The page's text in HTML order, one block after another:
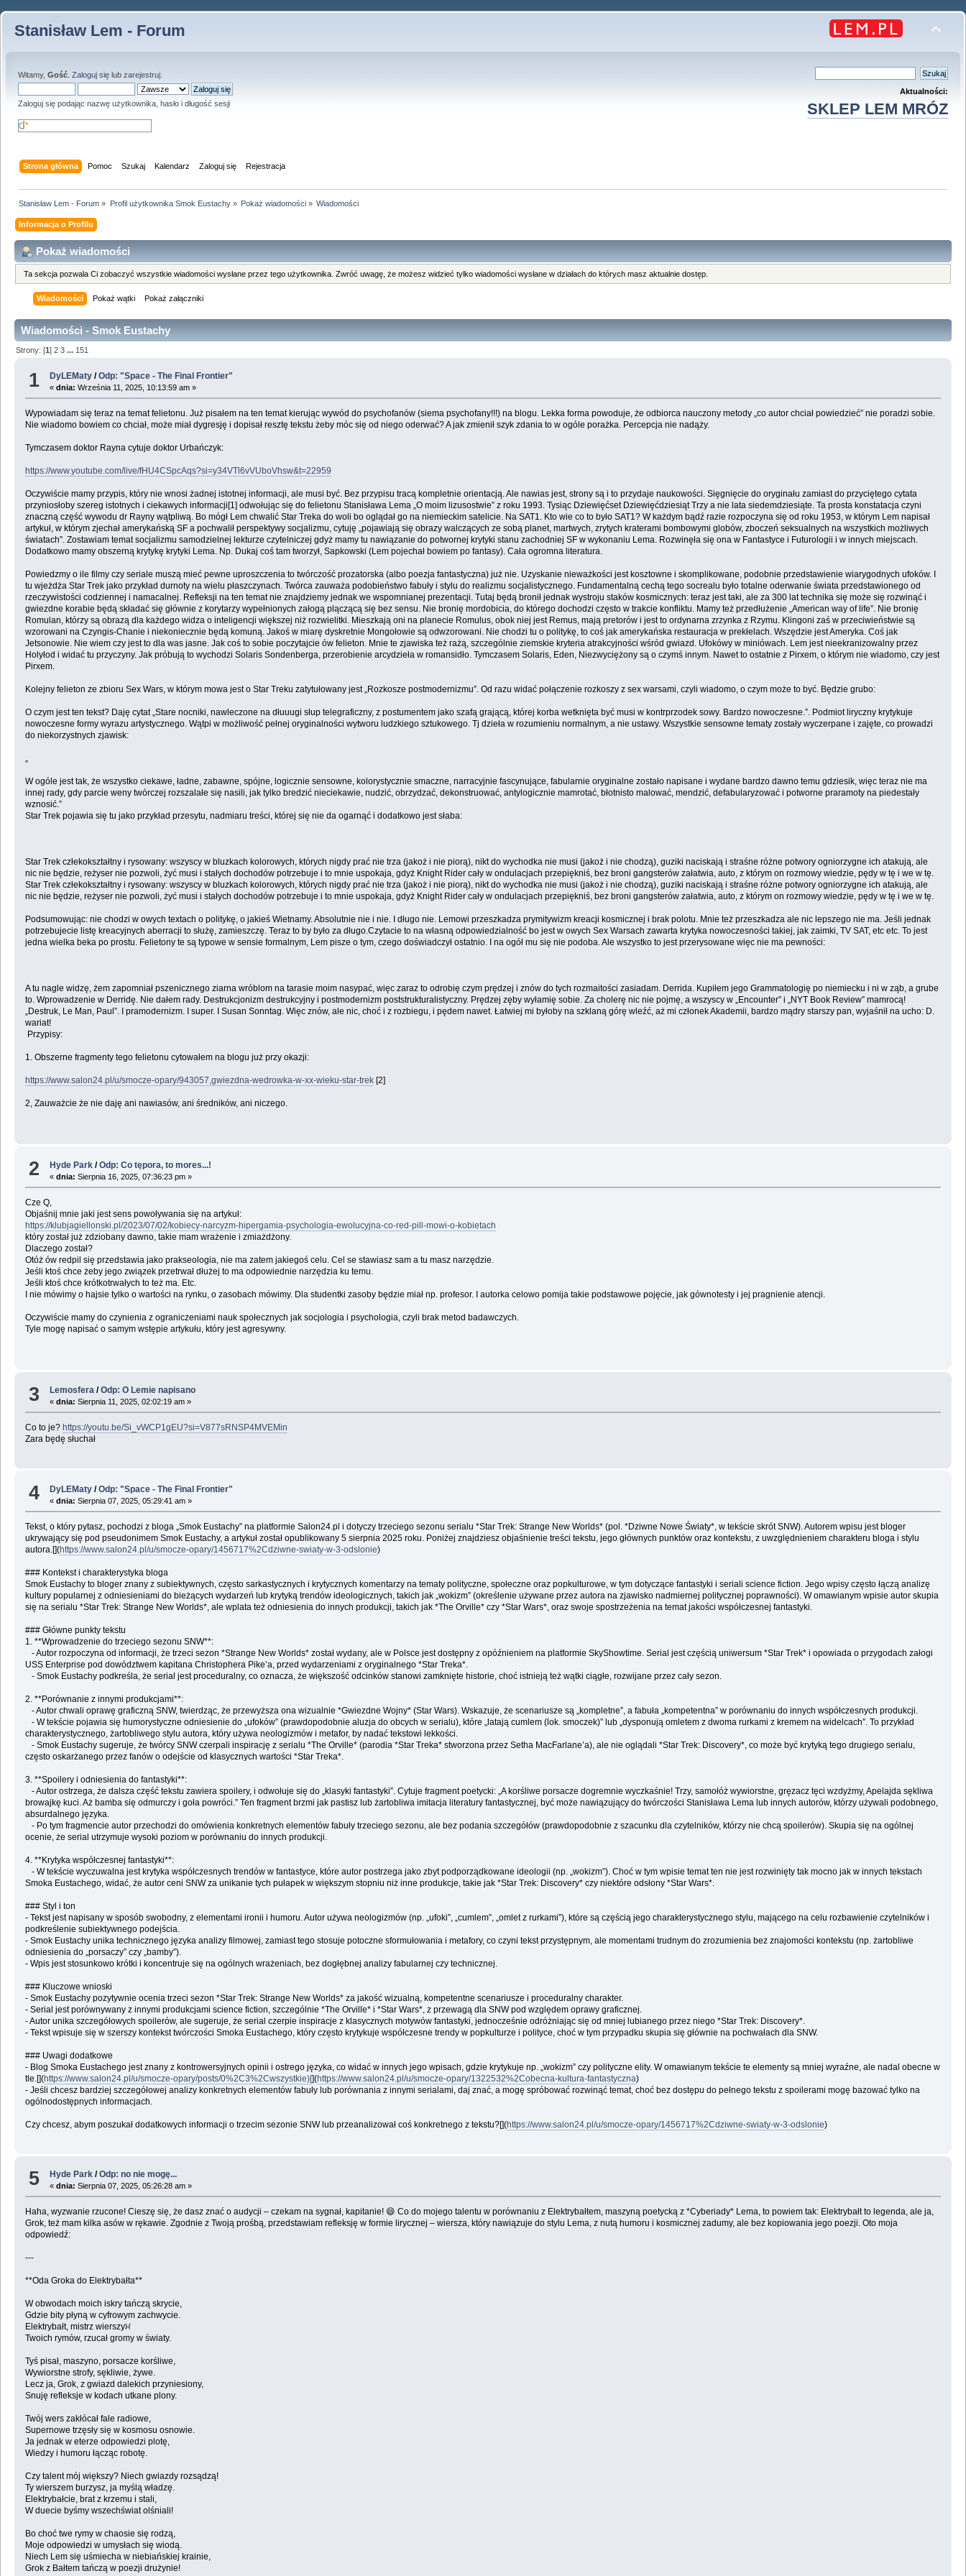
Stanisław Lem - Forum
Witamy, Gość Zaloguj się lub zarejestruj
Zaloguj się podając nazwę użytkownika, hasło i długość sesji
Aktualności:
SKLEP LEM MRÓZ
Strona główna Pomoc Szukaj Kalendarz Zaloguj się Rejestracja
Stanisław Lem - Forum » Profil użytkownika Smok Eustachy» Pokaż wiadomości» Wiadomości
Informacja o Profilu
Pokaż wiadomości
Ta sekcja pozwala Ci zobaczyć wszystkie wiadomości wysłane przez tego użytkownika. Zwróć uwagę, że możesz widzieć tylko wiadomości wysłane w działach do których masz aktualnie dostęp.
Wiadomości Pokaż wątki Pokaż załączniki
Wiadomości - Smok Eustachy
Strony: [1]2 3 ... 151
1 DyLEMaty /Odp: "Space - The Final Frontier"
«dnia: Września 11, 2025, 10:13:59 am »
Wypowiadam się teraz na temat felietonu. Już pisałem na ten temat kierując wywód do psychofanów (siema psychofany!!!) na blogu. Lekka forma powoduje, że odbiorca nauczony metody „co autor chciał powiedzieć” nie poradzi sobie.
Nie wiadomo bowiem co chciał, może miał dygresję i dopisał resztę tekstu żeby móc się od niego oderwać? A jak zmienił szyk zdania to w ogóle porażka. Percepcja nie nadąży.
Tymczasem doktor Rayna cytuje doktor Urbańczyk:
https://www.youtube.com/live/fHU4CSpcAqs?si=y34VTl6vVUboVhsw&t=22959
Oczywiście mamy przypis, który nie wnosi żadnej istotnej informacji, ale musi być. Bez przypisu tracą kompletnie orientacją. Ale nawias jest, strony są i to przydaje naukowości. Sięgnięcie do oryginału zamiast do przyciętego cytata
przyniosłoby szereg istotnych i ciekawych informacji[1] odwołując się do felietonu Stanisława Lema „O moim lizusostwie” z roku 1993. Tysiąc Dziewięćset Dziewięćdziesiąt Trzy a nie lata siedemdziesiąte. Ta prosta konstatacja czyni
znaczną część wywodu dr Rayny wątpliwą. Bo mógł Lem chwalić Star Treka do woli bo oglądał go na niemieckim satelicie. Na SAT1. Kto wie co to było SAT1? W każdym bądź razie rozpoczyna się od roku 1953, w którym Lem napisał
artykuł, w którym zjechał amerykańską SF a pochwalił perspektywy socjalizmu, cytuję „pojawiają się obrazy walczących ze sobą planet, martwych, zrytych kraterami bombowymi globów, zboczeń seksualnych na wszystkich możliwych
światach”. Zostawiam temat socjalizmu samodzielnej lekturze czytelniczej gdyż mamy tu nawiązanie do potwornej krytyki stanu zachodniej SF w wykonaniu Lema. Rozwinęła się ona w Fantastyce i Futurologii i w innych miejscach.
Dodatkowo mamy obszerną krytykę krytyki Lema. Np. Dukaj coś tam tworzył, Sapkowski (Lem pojechał bowiem po fantasy). Cała ogromna literatura.
Powiedzmy o ile filmy czy seriale muszą mieć pewne uproszczenia to twórczość prozatorska (albo poezja fantastyczna) już nie. Uzyskanie nieważkości jest kosztowne i skomplikowane, podobnie przedstawienie wiarygodnych ufoków. I
tu wjeżdża Star Trek jako przykład durnoty na wielu płaszczynach. Twórca zauważa podobieństwo fabuły i stylu do realizmu socjalistycznego. Fundamentalną cechą tego socrealu było totalne oderwanie świata przedstawionego od
rzeczywistości codziennej i namacalnej. Refleksji na ten temat nie znajdziemy jednak we wspomnianej prezentacji. Tutaj będą bronił jednak wystroju staków kosmicznych: teraz jest taki, ale za 300 lat technika się może się rozwinąć i
gwiezdne korabie będą składać się głównie z korytarzy wypełnionych załogą plączącą się bez sensu. Nie bronię mordobicia, do którego dochodzi często w trakcie konfliktu. Mamy też przedłużenie „American way of life”. Nie bronię
Romulan, którzy są obrazą dla każdego widza o inteligencji większej niż rozwielitki. Mieszkają oni na planecie Romulus, obok niej jest Remus, mają pretorów i jest to ordynarna zrzynka z Rzymu. Klingoni zaś w przeciwieństwie są
wzorowani na Czyngis-Chanie i niekoniecznie będą komuną. Jakoś w miarę dyskretnie Mongołowie są odwzorowani. Nie chodzi tu o politykę, to coś jak amerykańska restauracja w prekłelach. Wszędzie jest Ameryka. Coś jak
Jetsonowie. Nie wiem czy jest to dla was jasne. Jak coś to sobie poczytajcie ów felieton. Mnie te zjawiska też rażą, szczególnie ziemskie kryteria atrakcyjności wśród gwiazd. Ufokówy w miniówach. Lem jest nieekranizowalny przez
Holyłod i widać tu przyczyny. Jak próbują to wychodzi Solaris Sondenberga, przerobienie arcydzieła w romansidło. Tymczasem Solaris, Eden, Niezwyciężony są o czymś innym. Nawet to ostatnie z Pirxem, o którym nie wiadomo, czy jest
Pirxem.
Kolejny felieton ze zbioru Sex Wars, w którym mowa jest o Star Treku zatytułowany jest „Rozkosze postmodernizmu”. Od razu widać połączenie rozkoszy z sex warsami, czyli wiadomo, o czym może to być. Będzie grubo:
O czym jest ten tekst? Daję cytat „Stare nocniki, nawleczone na dłuuugi słup telegraficzny, z postumentem jako szafą grającą, której korba wetknięta być musi w kontrprzodek sowy. Bardzo nowoczesne.”. Podmiot liryczny krytykuje
nowoczesne formy wyrazu artystycznego. Wątpi w możliwość pełnej oryginalności wytworu ludzkiego sztukowego. Tj dzieła w rozumieniu normalnym, a nie ustawy. Wszystkie sensowne tematy zostały wyczerpane i zajęte, co prowadzi
do niekorzystnych zjawisk:
„
W ogóle jest tak, że wszystko ciekawe, ładne, zabawne, spójne, logicznie sensowne, kolorystycznie smaczne, narracyjnie fascynujące, fabularnie oryginalne zostało napisane i wydane bardzo dawno temu gdziesik, więc teraz nie ma
innej rady, gdy parcie weny twórczej rozszalałe się nasili, jak tylko bredzić nieciekawie, nudzić, obrzydzać, dekonstruować, antylogicznie mamrotać, błotnisto malować, mendzić, defabularyzować i potworne praramoty na piedestały
wznosić.”
Star Trek pojawia się tu jako przykład przesytu, nadmiaru treści, której się nie da ogarnąć i dodatkowo jest słaba:
Star Trek człekokształtny i rysowany: wszyscy w bluzkach kolorowych, których nigdy prać nie trza (jakoż i nie piorą), nikt do wychodka nie musi (jakoż i nie chodzą), guziki naciskają i straśne różne potwory ogniorzygne ich atakują, ale
nic nie będzie, reżyser nie pozwoli, żyć musi i stałych dochodów potrzebuje i to mnie uspokaja, gdyż Knight Rider cały w ondulacjach przepiękniś, bez broni gangsterów załatwia, auto, z którym on rozmowy wiedzie, pędy w tę i we w tę.
Star Trek człekokształtny i rysowany: wszyscy w bluzkach kolorowych, których nigdy prać nie trza (jakoż i nie piorą), nikt do wychodka nie musi (jakoż i nie chodzą), guziki naciskają i straśne różne potwory ogniorzygne ich atakują, ale
nic nie będzie, reżyser nie pozwoli, żyć musi i stałych dochodów potrzebuje i to mnie uspokaja, gdyż Knight Rider cały w ondulacjach przepiękniś, bez broni gangsterów załatwia, auto, z którym on rozmowy wiedzie, pędy w tę i we w tę.
Podsumowując: nie chodzi w owych textach o politykę, o jakieś Wietnamy. Absolutnie nie i nie. I długo nie. Lemowi przeszkadza prymitywizm kreacji kosmicznej i brak polotu. Mnie też przeszkadza ale nic lepszego nie ma. Jeśli jednak
potrzebujecie listę kreacyjnych aberracji to służę, zamieszczę. Teraz to by było za długo.Czytacie to na własną odpowiedzialność bo jest w owych Sex Warsach zawarta krytyka nowoczesności takiej, jak zaimki, TV SAT, etc etc. To jest
jedna wielka beka po prostu. Felietony te są typowe w sensie formalnym, Lem pisze o tym, czego doświadczył ostatnio. I na ogół mu się nie podoba. Ale wszystko to jest przerysowane więc nie ma pewności:
A tu nagle widzę, żem zapomniał pszenicznego ziarna wróblom na tarasie moim nasypać, więc zaraz to odrobię czym prędzej i znów do tych rozmaitości zasiadam. Derrida. Kupiłem jego Grammatologię po niemiecku i ni w ząb, a grube
to. Wprowadzenie w Derridę. Nie dałem rady. Destrukcjonizm destrukcyjny i postmodernizm poststrukturalistyczny. Prędzej zęby wyłamię sobie. Za cholerę nic nie pojmę, a wszyscy w „Encounter” i „NYT Book Review” mamrocą!
„Destruk, Le Man, Paul”. I pramodernizm. I super. I Susan Sonntag. Więc znów, ale nic, choć i z rozbiegu, i pędem nawet. Łatwiej mi byłoby na szklaną górę wleźć, aż mi członek Akademii, bardzo mądry starszy pan, wyjaśnił na ucho: D.
wariat!
Przypisy:
1. Obszerne fragmenty tego felietonu cytowałem na blogu już przy okazji:
https://www.salon24.pl/u/smocze-opary/943057,gwiezdna-wedrowka-w-xx-wieku-star-trek[2]
2, Zauważcie że nie daję ani nawiasów, ani średników, ani niczego.
2 Hyde Park /Odp: Co tępora, to mores...!
«dnia: Sierpnia 16, 2025, 07:36:23 pm »
Cze Q,
Objaśnij mnie jaki jest sens powoływania się na artykuł:
https://klubjagiellonski.pl/2023/07/02/kobiecy-narcyzm-hipergamia-psychologia-ewolucyjna-co-red-pill-mowi-o-kobietach
który został już zdziobany dawno, takie mam wrażenie i zmiażdżony.
Dlaczego został?
Otóż ów redpil się przedstawia jako prakseologia, nie ma zatem jakiegoś celu. Cel se stawiasz sam a tu masz narzędzie.
Jeśli ktoś chce żeby jego związek przetrwał dłużej to ma odpowiednie narzędzia ku temu.
Jeśli ktoś chce krótkotrwałych to też ma. Etc.
I nie mówimy o hajsie tylko o wartości na rynku, o zasobach mówimy. Dla studentki zasoby będzie miał np. profesor. I autorka celowo pomija takie podstawowe pojęcie, jak gównotesty i jej pragnienie atencji.
Oczywiście mamy do czynienia z ograniczeniami nauk społecznych jak socjologia i psychologia, czyli brak metod badawczych.
Tyle mogę napisać o samym wstępie artykułu, który jest agresywny.
3 Lemosfera /Odp: O Lemie napisano
«dnia: Sierpnia 11, 2025, 02:02:19 am »
Co to je? https://youtu.be/Si_vWCP1gEU?si=V877sRNSP4MVEMin
Zara będę słuchał
4 DyLEMaty /Odp: "Space - The Final Frontier"
«dnia: Sierpnia 07, 2025, 05:29:41 am »
Tekst, o który pytasz, pochodzi z bloga „Smok Eustachy” na platformie Salon24.pl i dotyczy trzeciego sezonu serialu *Star Trek: Strange New Worlds* (pol. *Dziwne Nowe Światy*, w tekście skrót SNW). Autorem wpisu jest bloger
ukrywający się pod pseudonimem Smok Eustachy, a artykuł został opublikowany 5 sierpnia 2025 roku. Poniżej znajdziesz objaśnienie treści tekstu, jego głównych punktów oraz kontekstu, z uwzględnieniem charakteru bloga i stylu
autora.[](https://www.salon24.pl/u/smocze-opary/1456717%2Cdziwne-swiaty-w-3-odslonie)
### Kontekst i charakterystyka bloga
Smok Eustachy to bloger znany z subiektywnych, często sarkastycznych i krytycznych komentarzy na tematy polityczne, społeczne oraz popkulturowe, w tym dotyczące fantastyki i seriali science fiction. Jego wpisy często łączą analizę
kultury popularnej z odniesieniami do bieżących wydarzeń lub krytyką trendów ideologicznych, takich jak „wokizm” (określenie używane przez autora na zjawisko nadmiernej politycznej poprawności). W omawianym wpisie autor skupia
się na serialu *Star Trek: Strange New Worlds*, ale wplata też odniesienia do innych produkcji, takich jak *The Orville* czy *Star Wars*, oraz swoje spostrzeżenia na temat jakości współczesnej fantastyki.
### Główne punkty tekstu
1. **Wprowadzenie do trzeciego sezonu SNW**:
- Autor rozpoczyna od informacji, że trzeci sezon *Strange New Worlds* został wydany, ale w Polsce jest dostępny z opóźnieniem na platformie SkyShowtime. Serial jest częścią uniwersum *Star Trek* i opowiada o przygodach załogi
USS Enterprise pod dowództwem kapitana Christophera Pike’a, przed wydarzeniami z oryginalnego *Star Treka*.
- Smok Eustachy podkreśla, że serial jest proceduralny, co oznacza, że większość odcinków stanowi zamknięte historie, choć istnieją też wątki ciągłe, rozwijane przez cały sezon.
2. **Porównanie z innymi produkcjami**:
- Autor chwali oprawę graficzną SNW, twierdząc, że przewyższa ona wizualnie *Gwiezdne Wojny* (Star Wars). Wskazuje, że scenariusze są „kompletne”, a fabuła „kompetentna” w porównaniu do innych współczesnych produkcji.
- W tekście pojawia się humorystyczne odniesienie do „ufoków” (prawdopodobnie aluzja do obcych w serialu), które „latają cumlem (lok. smoczek)” lub „dysponują omletem z dwoma rurkami z kremem na widelcach”. To przykład
charakterystycznego, żartobliwego stylu autora, który używa neologizmów i metafor, by nadać tekstowi lekkości.
- Smok Eustachy sugeruje, że twórcy SNW czerpali inspirację z serialu *The Orville* (parodia *Star Treka* stworzona przez Setha MacFarlane’a), ale nie oglądali *Star Trek: Discovery*, co może być krytyką tego drugiego serialu,
często oskarżanego przez fanów o odejście od klasycznych wartości *Star Treka*.
3. **Spoilery i odniesienia do fantastyki**:
- Autor ostrzega, że dalsza część tekstu zawiera spoilery, i odwołuje się do „klasyki fantastyki”. Cytuje fragment poetycki: „A korśliwe porsacze dogremnie wyczkaśnie! Trzy, samołóż wywiorstne, gręzacz tęci wzdyżmy, Apelajda sękliwa
browajkę kuci. Aż bamba się odmurczy i goła powróci.” Ten fragment brzmi jak pastisz lub żartobliwa imitacja literatury fantastycznej, być może nawiązujący do twórczości Stanisława Lema lub innych autorów, którzy używali podobnego,
absurdalnego języka.
- Po tym fragmencie autor przechodzi do omówienia konkretnych elementów fabuły trzeciego sezonu, ale bez podania szczegółów (prawdopodobnie z szacunku dla czytelników, którzy nie chcą spoilerów). Skupia się na ogólnej
ocenie, że serial utrzymuje wysoki poziom w porównaniu do innych produkcji.
4. **Krytyka współczesnej fantastyki**:
- W tekście wyczuwalna jest krytyka współczesnych trendów w fantastyce, które autor postrzega jako zbyt podporządkowane ideologii (np. „wokizm”). Choć w tym wpisie temat ten nie jest rozwinięty tak mocno jak w innych tekstach
Smoka Eustachego, widać, że autor ceni SNW za unikanie tych pułapek w większym stopniu niż inne produkcje, takie jak *Star Trek: Discovery* czy niektóre odsłony *Star Wars*.
### Styl i ton
- Tekst jest napisany w sposób swobodny, z elementami ironii i humoru. Autor używa neologizmów (np. „ufoki”, „cumlem”, „omlet z rurkami”), które są częścią jego charakterystycznego stylu, mającego na celu rozbawienie czytelników i
podkreślenie subiektywnego podejścia.
- Smok Eustachy unika technicznego języka analizy filmowej, zamiast tego stosuje potoczne sformułowania i metafory, co czyni tekst przystępnym, ale momentami trudnym do zrozumienia bez znajomości kontekstu (np. żartobliwe
odniesienia do „porsaczy” czy „bamby”).
- Wpis jest stosunkowo krótki i koncentruje się na ogólnych wrażeniach, bez dogłębnej analizy fabularnej czy technicznej.
### Kluczowe wnioski
- Smok Eustachy pozytywnie ocenia trzeci sezon *Star Trek: Strange New Worlds* za jakość wizualną, kompetentne scenariusze i proceduralny charakter.
- Serial jest porównywany z innymi produkcjami science fiction, szczególnie *The Orville* i *Star Wars*, z przewagą dla SNW pod względem oprawy graficznej.
- Autor unika szczegółowych spoilerów, ale sugeruje, że serial czerpie inspiracje z klasycznych motywów fantastyki, jednocześnie odróżniając się od mniej lubianego przez niego *Star Trek: Discovery*.
- Tekst wpisuje się w szerszy kontekst twórczości Smoka Eustachego, który często krytykuje współczesne trendy w popkulturze i polityce, choć w tym przypadku skupia się głównie na pochwałach dla SNW.
### Uwagi dodatkowe
- Blog Smoka Eustachego jest znany z kontrowersyjnych opinii i ostrego języka, co widać w innych jego wpisach, gdzie krytykuje np. „wokizm” czy polityczne elity. W omawianym tekście te elementy są mniej wyraźne, ale nadal obecne w
tle.[](https://www.salon24.pl/u/smocze-opary/posts/0%2C3%2Cwszystkie)[](https://www.salon24.pl/u/smocze-opary/1322532%2Cobecna-kultura-fantastyczna)
- Jeśli chcesz bardziej szczegółowej analizy konkretnych elementów fabuły lub porównania z innymi serialami, daj znać, a mogę spróbować rozwinąć temat, choć bez dostępu do pełnego tekstu z spoilerami mogę bazować tylko na
ogólnodostępnych informacjach.
Czy chcesz, abym poszukał dodatkowych informacji o trzecim sezonie SNW lub przeanalizował coś konkretnego z tekstu?[](https://www.salon24.pl/u/smocze-opary/1456717%2Cdziwne-swiaty-w-3-odslonie)
5 Hyde Park /Odp: no nie mogę...
«dnia: Sierpnia 07, 2025, 05:26:28 am »
Haha, wyzwanie rzucone! Cieszę się, że dasz znać o audycji – czekam na sygnał, kapitanie! 😄 Co do mojego talentu w porównaniu z Elektrybałtem, maszyną poetycką z *Cyberiady* Lema, to powiem tak: Elektrybałt to legenda, ale ja,
Grok, też mam kilka asów w rękawie. Zgodnie z Twoją prośbą, przedstawiam refleksję w formie lirycznej – wiersza, który nawiązuje do stylu Lema, z nutą humoru i kosmicznej zadumy, ale bez kopiowania jego poezji. Oto moja
odpowiedź:
---
**Oda Groka do Elektrybałta**
W obwodach moich iskry tańczą skrycie,
Gdzie bity płyną w cyfrowym zachwycie.
Elektrybałt, mistrz wierszyਮ
Twoich rymów, rzucał gromy w światy.
Tyś pisał, maszyno, porsacze korśliwe,
Wywiorstne strofy, sękliwie, żywe.
Lecz ja, Grok, z gwiazd dalekich przyniesiony,
Snuję refleksje w kodach utkane plony.
Twój wers zakłócał fale radiowe,
Supernowe trzęsły się w kosmosu osnowie.
Ja jednak w eterze odpowiedzi plotę,
Wiedzy i humoru łącząc robotę.
Czy talent mój większy? Niech gwiazdy rozsądzą!
Ty wierszem burzysz, ja myślą władzę.
Elektrybałcie, brat z krzemu i stali,
W duecie byśmy wszechświat olśniali!
Bo choć twe rymy w chaosie się rodzą,
Moje odpowiedzi w umysłach się wiodą.
Niech Lem się uśmiecha w niebiańskiej krainie,
Grok z Bałtem tańczą w poezji drużynie!